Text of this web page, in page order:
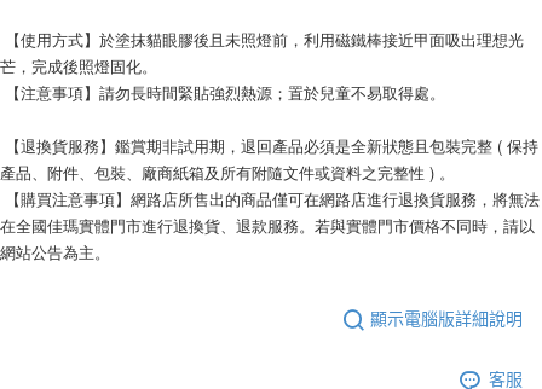
芒，完成後照燈固化。
【注意事項】請勿長時間緊貼強烈熱源；置於兒童不易取得處。
產品、附件、包裝、廠商紙箱及所有附隨文件或資料之完整性 ) 。
在全國佳瑪實體門市進行退換貨、退款服務。若與實體門市價格不同時，請以
網站公告為主。
顯示電腦版詳細說明
客服